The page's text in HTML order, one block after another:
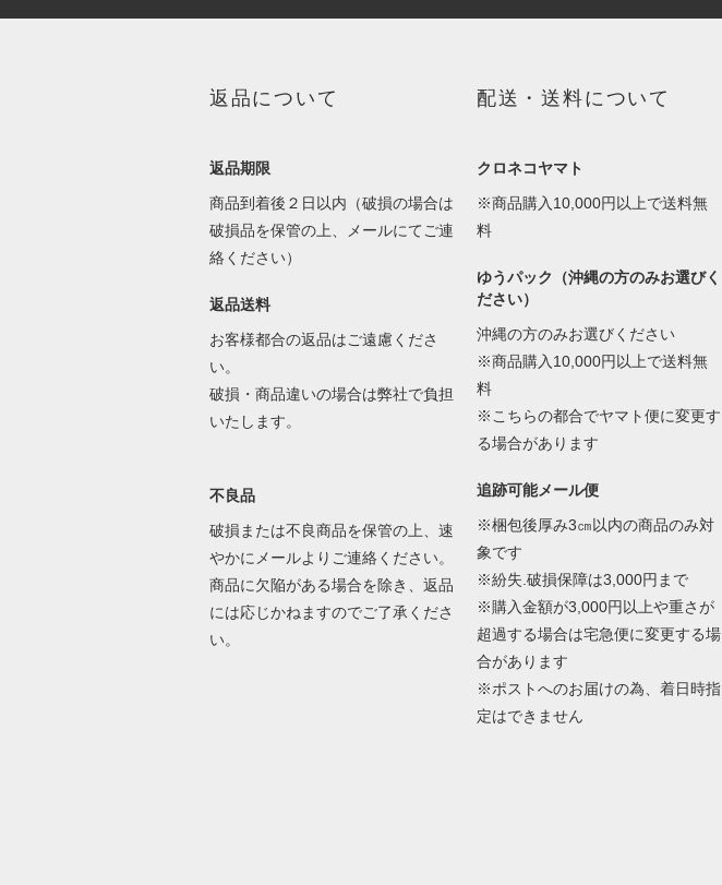
返品について
返品期限
商品到着後２日以内（破損の場合は
破損品を保管の上、メールにてご連
絡ください）
返品送料
お客様都合の返品はご遠慮くださ
い。
破損・商品違いの場合は弊社で負担
いたします。
不良品
破損または不良商品を保管の上、速
やかにメールよりご連絡ください。
商品に欠陥がある場合を除き、返品
には応じかねますのでご了承くださ
い。
配送・送料について
クロネコヤマト
※商品購入10,000円以上で送料無
料
ゆうパック（沖縄の方のみお選びく
ださい）
沖縄の方のみお選びください
※商品購入10,000円以上で送料無
料
※こちらの都合でヤマト便に変更す
る場合があります
追跡可能メール便
※梱包後厚み3㎝以内の商品のみ対
象です
※紛失.破損保障は3,000円まで
※購入金額が3,000円以上や重さが
超過する場合は宅急便に変更する場
合があります
※ポストへのお届けの為、着日時指
定はできません